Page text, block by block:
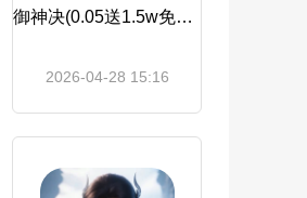
御神决(0.05送1.5w免费版)
2026-04-28 15:16